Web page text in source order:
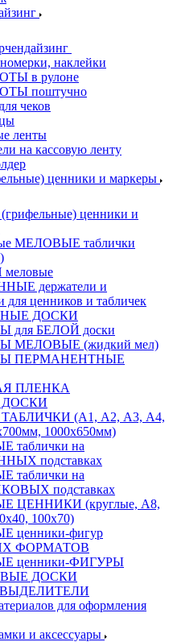
наклейки
в рулоне
поштучно
чеков
ленты
на кассовую ленту
ценники и маркеры
ценники и
МЕЛОВЫЕ таблички
держатели и
для ценников и табличек
ДОСКИ
для БЕЛОЙ доски
МЕЛОВЫЕ (жидкий мел)
ПЕРМАНЕНТНЫЕ
ПЛЕНКА
ДОСКИ
ТАБЛИЧКИ (А1, А2, А3, А4,
1000х650мм)
таблички на
подставках
таблички на
подставках
ЦЕННИКИ (круглые, А8,
100х70)
ценники-фигур
ФОРМАТОВ
ценники-ФИГУРЫ
ДОСКИ
для оформления
и аксессуары